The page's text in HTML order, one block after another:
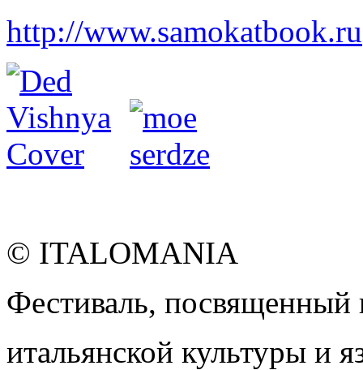
http://www.samokatbook.ru
© ITALOMANIA
Фестиваль,
итальянской культуры и